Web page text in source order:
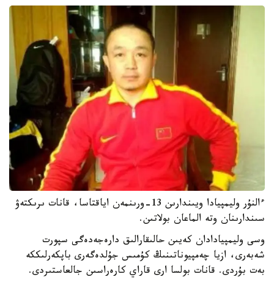
ءالنۇر وليمپيادا ويىندارىن 13-ورىنمەن اياقتاسا، قانات ىرىكتەۋ
سىندارىنان وتە الماعان بولاتىن.
وسى وليمپيادادان كەيىن حالىقارالىق دارەجەدەگى سپورت
شەبەرى، ازيا چەمپيوناتىنىڭ كۇمىس جۇلدەگەرى باپكەرلىككە
بەت بۇردى. قانات بولسا ارى قاراي كارەراسىن جالعاستىردى.